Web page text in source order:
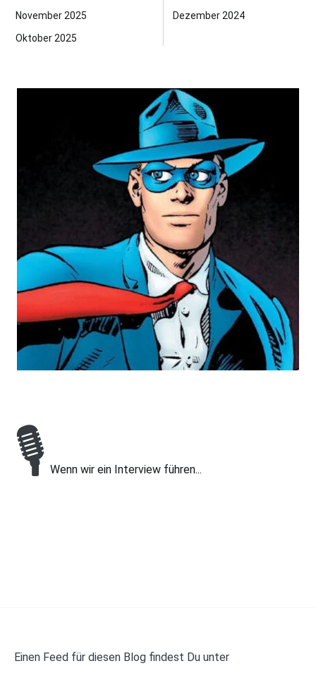
November 2025
Oktober 2025
Dezember 2024
🎙 Wenn wir ein Interview führen...
Einen Feed für diesen Blog findest Du unter